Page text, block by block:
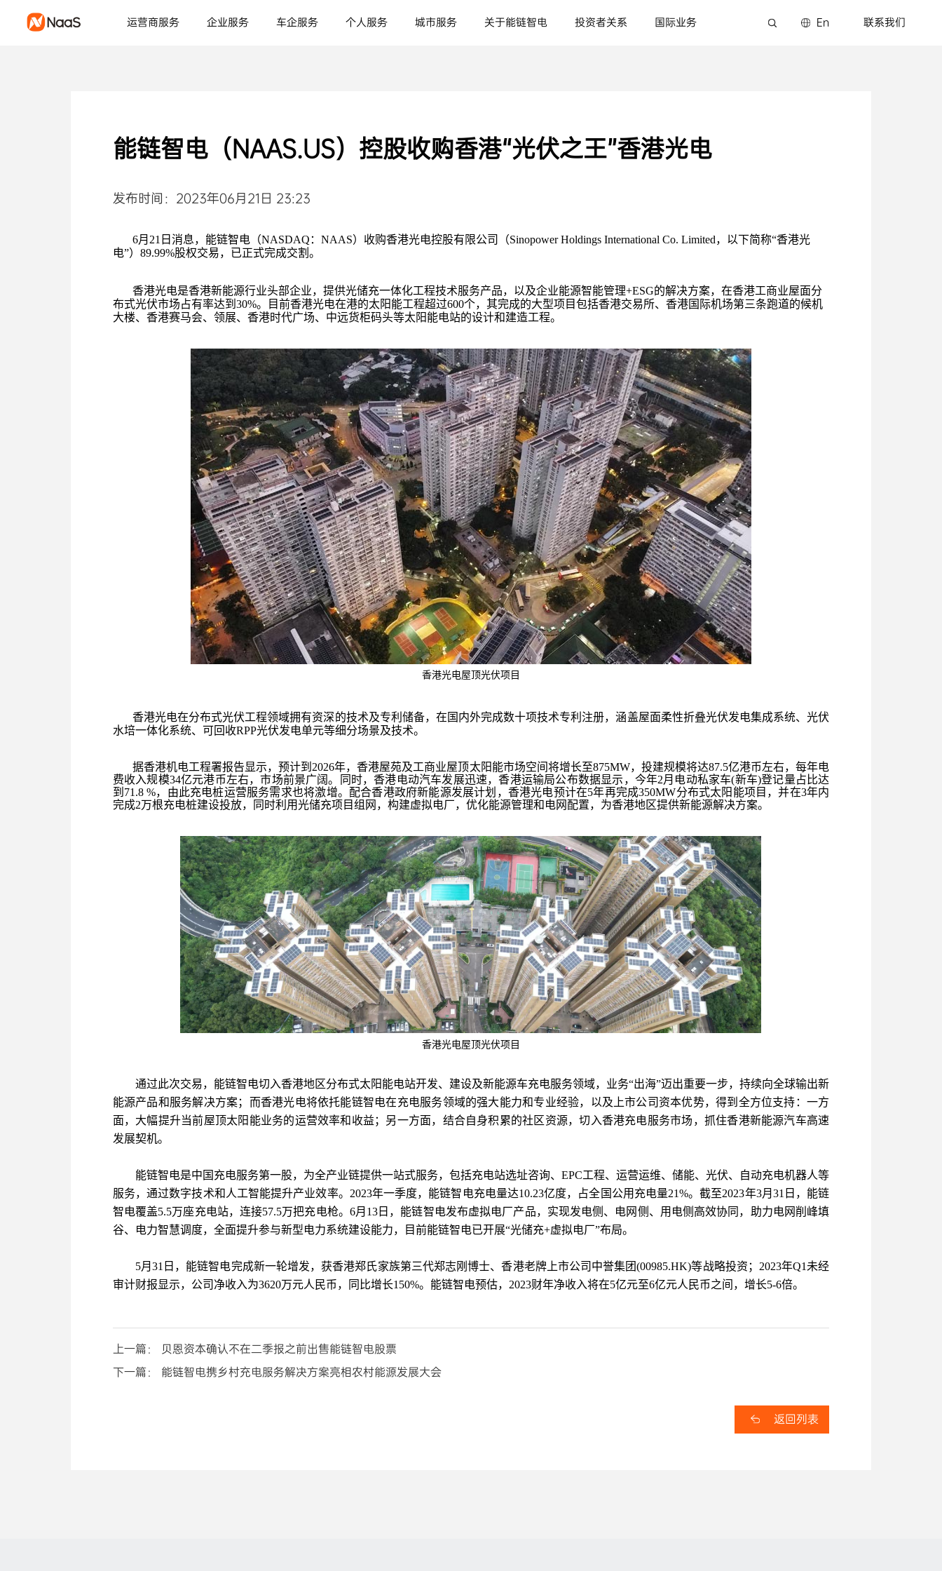
运营商服务 企业服务 车企服务 个人服务 城市服务 关于能链智电 投资者关系 国际业务 En 联系我们
能链智电（NAAS.US）控股收购香港“光伏之王”香港光电
发布时间：2023年06月21日 23:23
6月21日消息，能链智电（NASDAQ：NAAS）收购香港光电控股有限公司（Sinopower Holdings International Co. Limited，以下简称“香港光
电”）89.99%股权交易，已正式完成交割。
香港光电是香港新能源行业头部企业，提供光储充一体化工程技术服务产品，以及企业能源智能管理+ESG的解决方案，在香港工商业屋面分
布式光伏市场占有率达到30%。目前香港光电在港的太阳能工程超过600个，其完成的大型项目包括香港交易所、香港国际机场第三条跑道的候机
大楼、香港赛马会、领展、香港时代广场、中远货柜码头等太阳能电站的设计和建造工程。
香港光电屋顶光伏项目
香港光电在分布式光伏工程领域拥有资深的技术及专利储备，在国内外完成数十项技术专利注册，涵盖屋面柔性折叠光伏发电集成系统、光伏
水培一体化系统、可回收RPP光伏发电单元等细分场景及技术。
据香港机电工程署报告显示，预计到2026年，香港屋苑及工商业屋顶太阳能市场空间将增长至875MW，投建规模将达87.5亿港币左右，每年电
费收入规模34亿元港币左右，市场前景广阔。同时，香港电动汽车发展迅速，香港运输局公布数据显示，今年2月电动私家车(新车)登记量占比达
到71.8 %，由此充电桩运营服务需求也将激增。配合香港政府新能源发展计划，香港光电预计在5年再完成350MW分布式太阳能项目，并在3年内
完成2万根充电桩建设投放，同时利用光储充项目组网，构建虚拟电厂，优化能源管理和电网配置，为香港地区提供新能源解决方案。
香港光电屋顶光伏项目
通过此次交易，能链智电切入香港地区分布式太阳能电站开发、建设及新能源车充电服务领域，业务“出海”迈出重要一步，持续向全球输出新
能源产品和服务解决方案；而香港光电将依托能链智电在充电服务领域的强大能力和专业经验，以及上市公司资本优势，得到全方位支持：一方
面，大幅提升当前屋顶太阳能业务的运营效率和收益；另一方面，结合自身积累的社区资源，切入香港充电服务市场，抓住香港新能源汽车高速
发展契机。
能链智电是中国充电服务第一股，为全产业链提供一站式服务，包括充电站选址咨询、EPC工程、运营运维、储能、光伏、自动充电机器人等
服务，通过数字技术和人工智能提升产业效率。2023年一季度，能链智电充电量达10.23亿度，占全国公用充电量21%。截至2023年3月31日，能链
智电覆盖5.5万座充电站，连接57.5万把充电枪。6月13日，能链智电发布虚拟电厂产品，实现发电侧、电网侧、用电侧高效协同，助力电网削峰填
谷、电力智慧调度，全面提升参与新型电力系统建设能力，目前能链智电已开展“光储充+虚拟电厂”布局。
5月31日，能链智电完成新一轮增发，获香港郑氏家族第三代郑志刚博士、香港老牌上市公司中誉集团(00985.HK)等战略投资；2023年Q1未经
审计财报显示，公司净收入为3620万元人民币，同比增长150%。能链智电预估，2023财年净收入将在5亿元至6亿元人民币之间，增长5-6倍。
上一篇： 贝恩资本确认不在二季报之前出售能链智电股票
下一篇： 能链智电携乡村充电服务解决方案亮相农村能源发展大会
返回列表